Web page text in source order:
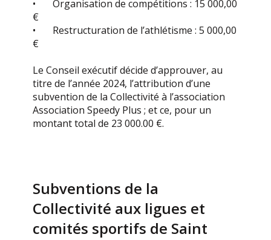
• Organisation de compétitions : 15 000,00
€
• Restructuration de l’athlétisme : 5 000,00
€
Le Conseil exécutif décide d’approuver, au
titre de l’année 2024, l’attribution d’une
subvention de la Collectivité à l’association
Association Speedy Plus ; et ce, pour un
montant total de 23 000.00 €.
Subventions de la
Collectivité aux ligues et
comités sportifs de Saint